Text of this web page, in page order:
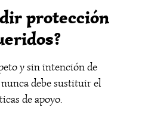
protección
y sin intención de
debe sustituir el
de apoyo.